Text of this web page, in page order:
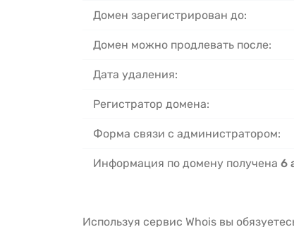
Домен зарегистрирован до:
Домен можно продлевать после:
Дата удаления:
Регистратор домена:
Форма связи с администратором:
Информация по домену получена 6
Используя сервис Whois вы